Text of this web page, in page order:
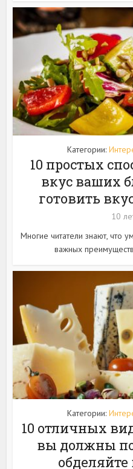
Категории:
10 простых
вкус ваших
готовить
10
Многие читатели знают, что
важных
Категории:
10 отличных
вы должны